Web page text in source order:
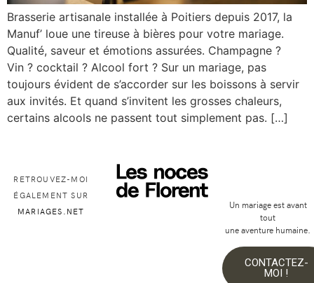
Brasserie artisanale installée à Poitiers depuis 2017, la
Manuf’ loue une tireuse à bières pour votre mariage.
Qualité, saveur et émotions assurées. Champagne ?
Vin ? cocktail ? Alcool fort ? Sur un mariage, pas
toujours évident de s’accorder sur les boissons à servir
aux invités. Et quand s’invitent les grosses chaleurs,
certains alcools ne passent tout simplement pas. […]
RETROUVEZ-MOI
ÉGALEMENT SUR
MARIAGES.NET
Un mariage est avant
tout
une aventure humaine.
CONTACTEZ-
MOI !